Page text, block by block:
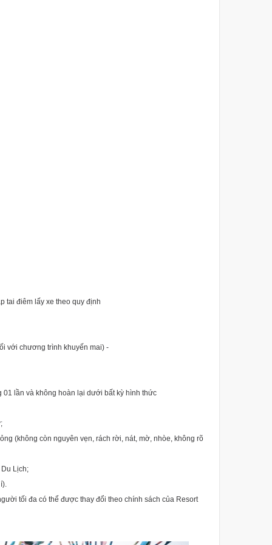
tai điêm lấy xe theo quy định
với chương trình khuyến mai) -
01 lần và không hoàn lại dưới bất kỳ hình thức
Điều này;
(không còn nguyên vẹn, rách rời, nát, mờ, nhòe, không rõ
Lịch;
tối đa có thể được thay đổi theo chính sách của Resort